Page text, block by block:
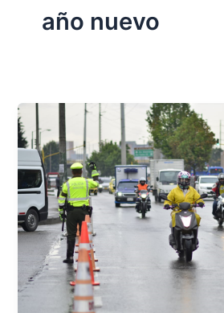
año nuevo